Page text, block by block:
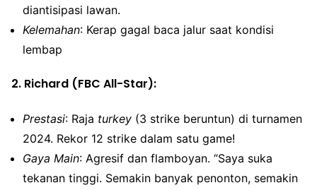
diantisipasi lawan.
Kelemahan: Kerap gagal baca jalur saat kondisi
lembap
2. Richard (FBC All-Star):
Prestasi: Raja turkey (3 strike beruntun) di turnamen
2024. Rekor 12 strike dalam satu game!
Gaya Main: Agresif dan flamboyan. “Saya suka
tekanan tinggi. Semakin banyak penonton, semakin